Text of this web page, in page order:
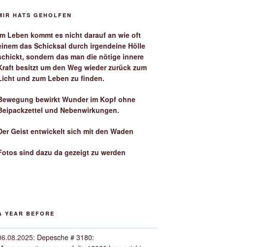
HATS GEHOLFEN
Leben kommt es nicht darauf an wie oft
das Schicksal durch irgendeine Hölle
sondern das man die nötige innere
besitzt um den Weg wieder zurück zum
und zum Leben zu finden.
bewirkt Wunder im Kopf ohne
und Nebenwirkungen.
Geist entwickelt sich mit den Waden
sind dazu da gezeigt zu werden
YEAR BEFORE
: Depesche # 3180: